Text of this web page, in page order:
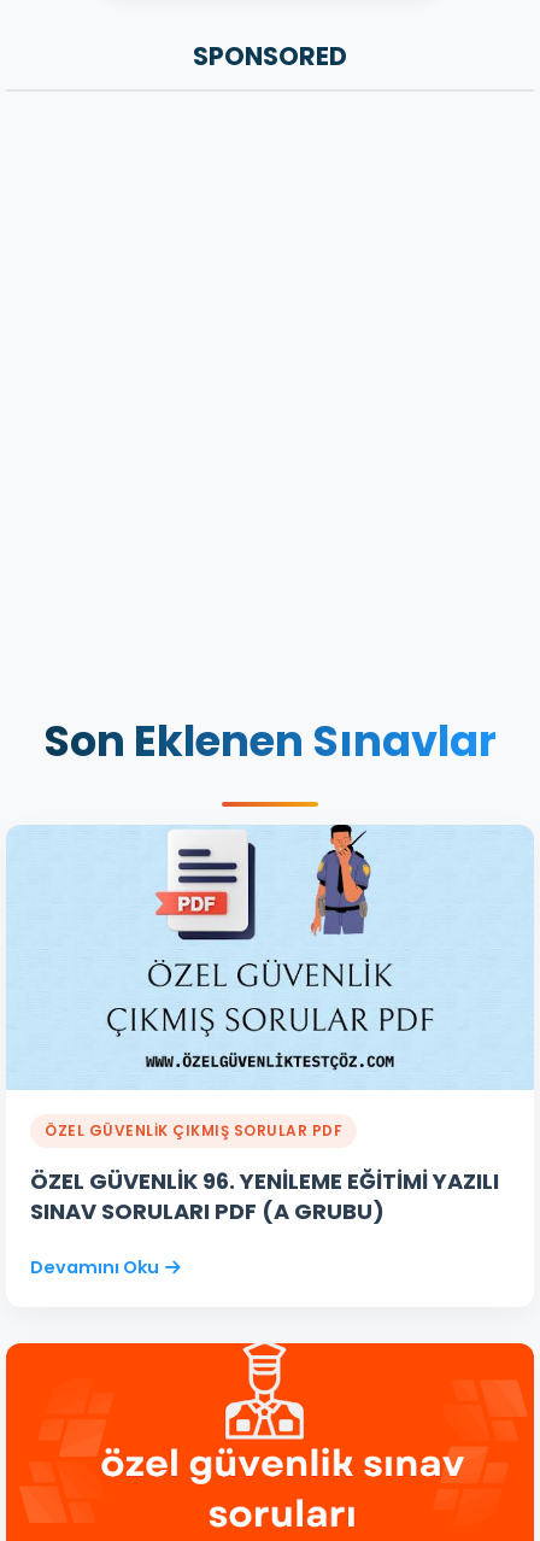
SPONSORED
Son Eklenen Sınavlar
ÖZEL GÜVENLIK ÇIKMIŞ SORULAR PDF
ÖZEL GÜVENLİK 96. YENİLEME EĞİTİMİ YAZILI
SINAV SORULARI PDF (A GRUBU)
Devamını Oku